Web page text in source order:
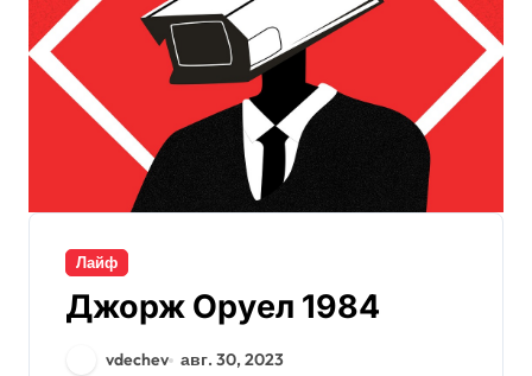
Лайф
Джорж Оруел 1984
vdechev авг. 30, 2023